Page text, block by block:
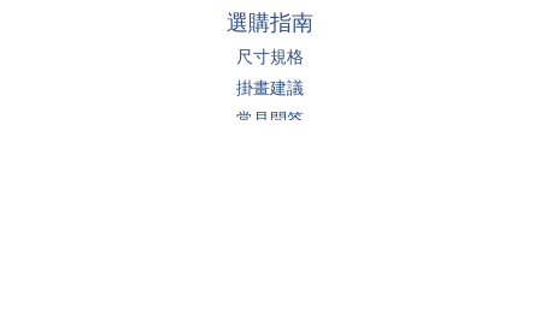
選購指南
尺寸規格
掛畫建議
常見問答